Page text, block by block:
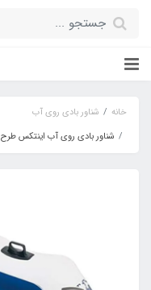
خانه
شناور بادی روی آب
شناور بادی روی آب اینتکس طرح River Run لوکس 58854